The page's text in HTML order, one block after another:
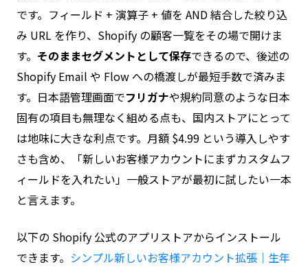
です。フィールド + 演算子 + 値を AND 結合した絞り込
み URL を作り、Shopify の顧客一覧をその場で開けま
す。 そのままセグメントとして保存できるので、後述の
Shopify Email や Flow への橋渡しが最短手数で済みま
す。日本語管理画面でフリガナや規約同意のような日本
固有の項目も無理なく組める点も、国内ストアにとって
は地味に大きな利点です。月額 $4.99 という導入しやす
さも含め、「新しいお客様アカウントにまずカスタムフ
ィールドを入れたい」一般ストアが最初に試したい一本
と言えます。
以下の Shopify 公式のアプリストアからインストール
できます。 シンプル新しいお客様アカウント拡張｜生年